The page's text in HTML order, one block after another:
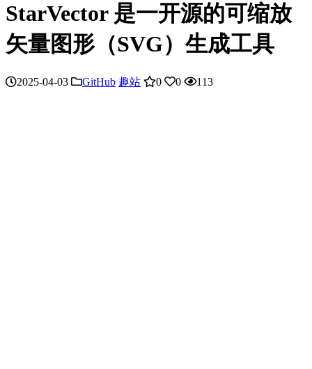
StarVector 是一开源的可缩放
矢量图形（SVG）生成工具
2025-04-03 GitHub 趣站 0 0 113